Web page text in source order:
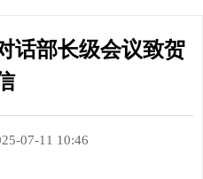
话部长级会议致贺
07-11 10:46